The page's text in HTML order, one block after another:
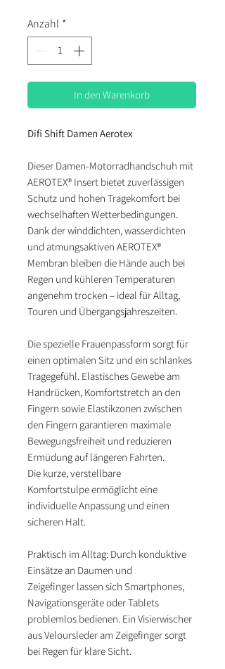
Anzahl *
In den Warenkorb
Difi Shift Damen Aerotex
Dieser Damen-Motorradhandschuh mit
AEROTEX® Insert bietet zuverlässigen
Schutz und hohen Tragekomfort bei
wechselhaften Wetterbedingungen.
Dank der winddichten, wasserdichten
und atmungsaktiven AEROTEX®
Membran bleiben die Hände auch bei
Regen und kühleren Temperaturen
angenehm trocken – ideal für Alltag,
Touren und Übergangsjahreszeiten.
Die spezielle Frauenpassform sorgt für
einen optimalen Sitz und ein schlankes
Tragegefühl. Elastisches Gewebe am
Handrücken, Komfortstretch an den
Fingern sowie Elastikzonen zwischen
den Fingern garantieren maximale
Bewegungsfreiheit und reduzieren
Ermüdung auf längeren Fahrten.
Die kurze, verstellbare
Komfortstulpe ermöglicht eine
individuelle Anpassung und einen
sicheren Halt.
Praktisch im Alltag: Durch konduktive
Einsätze an Daumen und
Zeigefinger lassen sich Smartphones,
Navigationsgeräte oder Tablets
problemlos bedienen. Ein Visierwischer
aus Veloursleder am Zeigefinger sorgt
bei Regen für klare Sicht.